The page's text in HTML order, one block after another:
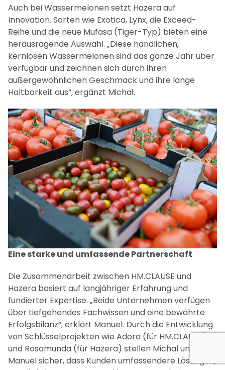
(IR) Resistenz, setzen wir neue Maßstäbe im
Vergleich zur Summersun, einem bewährten
Marktführer im Geschmack. Eine weitere
herausragende Sorte ist Tentadero, eine umami-
reiche Cherrytomate mit einer einzigartigen
Farbgebung von Grün nach Braun.“
Auch bei Wassermelonen setzt Hazera auf
Reihe und die neue Mufasa (Tiger-Typ) bieten eine
herausragende Auswahl. „Diese handlichen,
kernlosen Wassermelonen sind das ganze Jahr über
verfügbar und zeichnen sich durch ihren
außergewöhnlichen Geschmack und ihre lange
Haltbarkeit aus“, ergänzt Michał.
Eine starke und umfassende Partnerschaft
Die Zusammenarbeit zwischen HM.CLAUSE und